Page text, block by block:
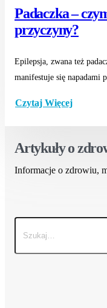
Padaczka –
przyczyny?
Epilepsja, zwana też
manifestuje się napadami
Czytaj Więcej
Artykuły o
Informacje o zdrowiu,